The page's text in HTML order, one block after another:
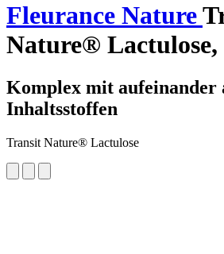
Fleurance Nature
Nature® Lactulose,
Komplex mit aufeinander
Inhaltsstoffen
Transit Nature® Lactulose